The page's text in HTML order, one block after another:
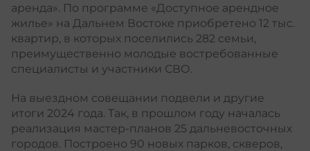
аренда». По программе «Доступное арендное
жилье» на Дальнем Востоке приобретено 12 тыс.
квартир, в которых поселились 282 семьи,
преимущественно молодые востребованные
специалисты и участники СВО.
На выездном совещании подвели и другие
итоги 2024 года. Так, в прошлом году началась
реализация мастер-планов 25 дальневосточных
городов. Построено 90 новых парков, скверов,